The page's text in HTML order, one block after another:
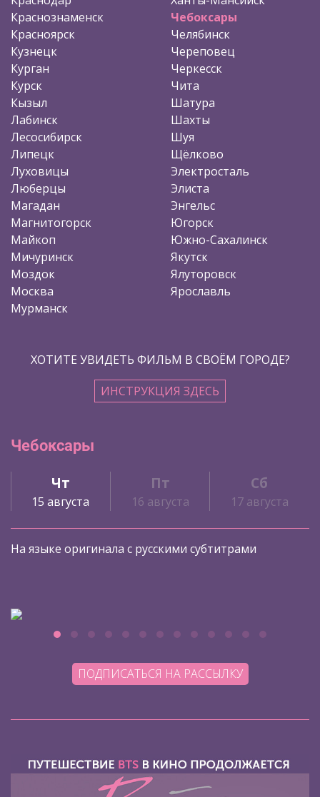
Краснознаменск
Красноярск
Кузнецк
Курган
Курск
Кызыл
Лабинск
Лесосибирск
Липецк
Луховицы
Люберцы
Магадан
Магнитогорск
Майкоп
Мичуринск
Моздок
Москва
Мурманск
Чебоксары
Челябинск
Череповец
Черкесск
Чита
Шатура
Шахты
Шуя
Щёлково
Электросталь
Элиста
Энгельс
Югорск
Южно-Сахалинск
Якутск
Ялуторовск
Ярославль
ХОТИТЕ УВИДЕТЬ ФИЛЬМ В СВОЁМ ГОРОДЕ?
ИНСТРУКЦИЯ ЗДЕСЬ
Чебоксары
Чт
15 августа
Пт
16 августа
Сб
17 августа
На языке оригинала с русскими субтитрами
ПОДПИСАТЬСЯ НА РАССЫЛКУ